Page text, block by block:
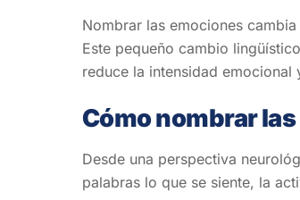
Nombrar las emociones
Este pequeño cambio
reduce la intensidad emocional
Cómo nombrar
Desde una perspectiva
palabras lo que se siente, la